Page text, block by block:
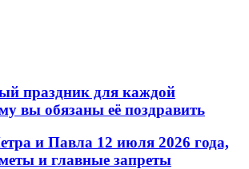
праздник для каждой
вы обязаны её поздравить
и Павла 12 июля 2026 года,
и главные запреты